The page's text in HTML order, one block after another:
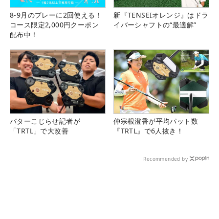
8-9月のプレーに2回使える！
コース限定2,000円クーポン
配布中！
新『TENSEIオレンジ』はドラ
イバーシャフトの“最適解”
パターこじらせ記者が
「TRTL」で大改善
仲宗根澄香が平均パット数
『TRTL』で6人抜き！
Recommended by